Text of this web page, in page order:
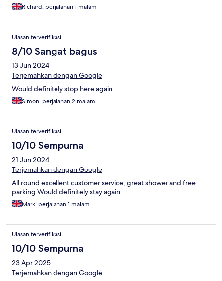
Richard, perjalanan 1 malam
Ulasan terverifikasi
8/10 Sangat bagus
13 Jun 2024
Terjemahkan dengan Google
Would definitely stop here again
Simon, perjalanan 2 malam
Ulasan terverifikasi
10/10 Sempurna
21 Jun 2024
Terjemahkan dengan Google
All round excellent customer service, great shower and free
parking Would definitely stay again
Mark, perjalanan 1 malam
Ulasan terverifikasi
10/10 Sempurna
23 Apr 2025
Terjemahkan dengan Google